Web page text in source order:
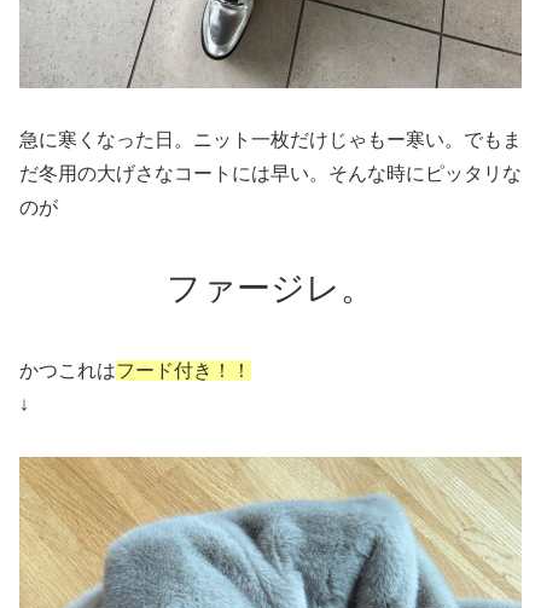
急に寒くなった日。ニット一枚だけじゃもー寒い。でもま
だ冬用の大げさなコートには早い。そんな時にピッタリな
のが
ファージレ。
かつこれはフード付き！！
↓